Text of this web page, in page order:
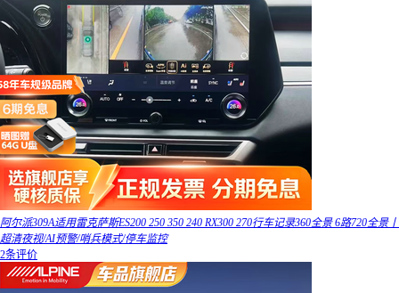
阿尔派309A适用雷克萨斯ES200 250 350 240 RX300 270行车记录360全景 6路720全景丨
超清夜视/AI预警/哨兵模式/停车监控
2条评价